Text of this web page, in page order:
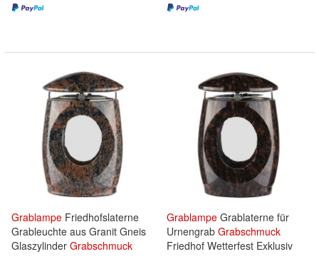
Grablampe Friedhofslaterne
Grableuchte aus Granit Gneis
Glaszylinder Grabschmuck
Grablampe Grablaterne für
Urnengrab Grabschmuck
Friedhof Wetterfest Exklusiv